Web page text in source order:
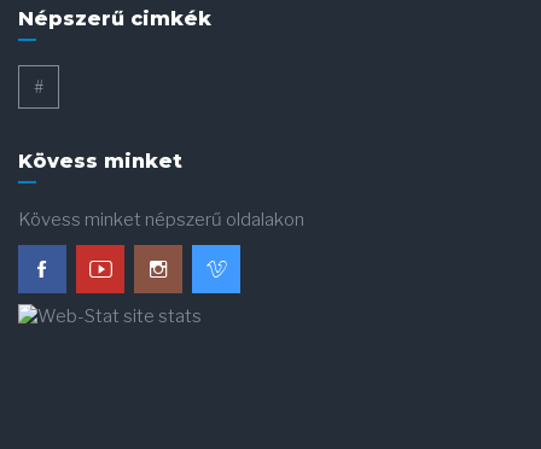
Népszerű cimkék
#
Kövess minket
Kövess minket népszerű oldalakon